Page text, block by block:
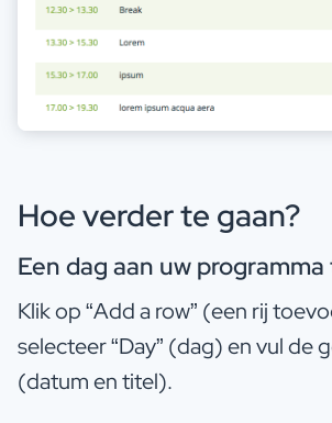
Hoe verder te gaan?
Een dag aan uw
Klik op “Add a row” (een rij
selecteer “Day” (dag) en vul de
(datum en titel).